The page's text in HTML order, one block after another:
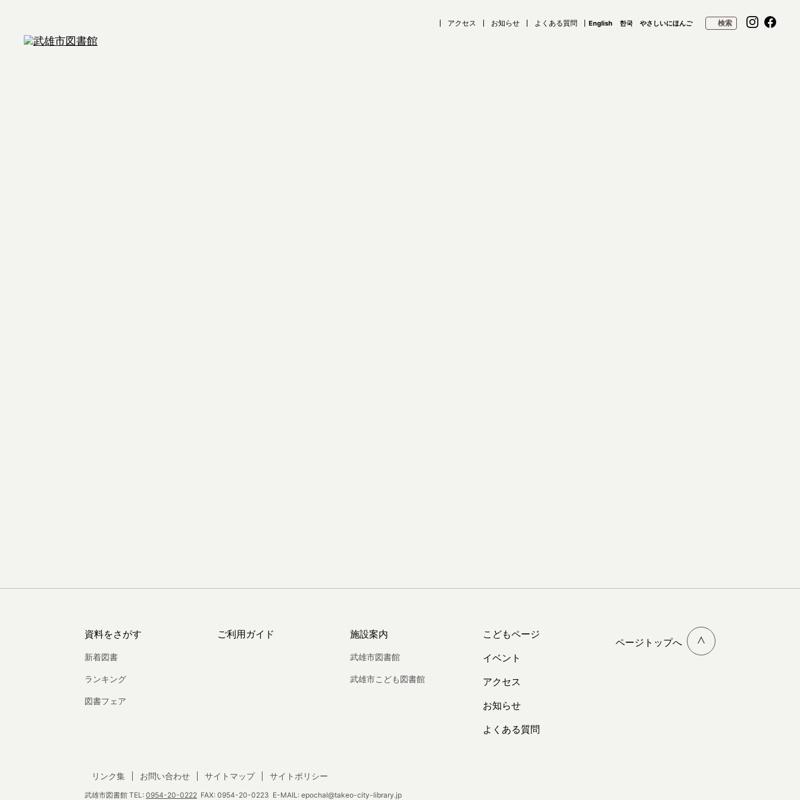
アクセス お知らせ よくある質問 English 한국 やさしいにほんご 検索
資料をさがす
新着図書
ランキング
図書フェア
ご利用ガイド 施設案内
武雄市図書館
武雄市こども図書館
こどもページ
イベント
アクセス
お知らせ
よくある質問
ページトップへ
武雄市図書館 TEL: 0954-20-0222 FAX: 0954-20-0223 E-MAIL: epochal@takeo-city-library.jp
リンク集 お問い合わせ サイトマップ サイトポリシー